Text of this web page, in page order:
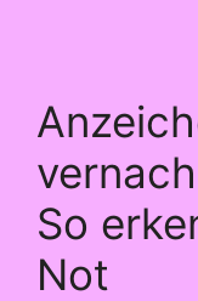
So
Not